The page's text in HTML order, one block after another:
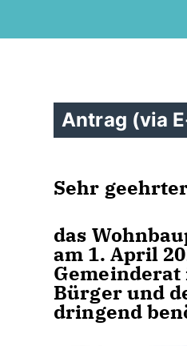
Antrag (via
Sehr
das
am 1. April
Bürger und
dringend